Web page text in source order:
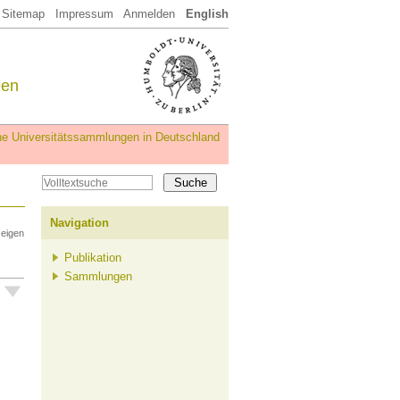
Sitemap Impressum Anmelden English
Universitätssammlungen in Deutschland
Navigation
Publikation
Sammlungen